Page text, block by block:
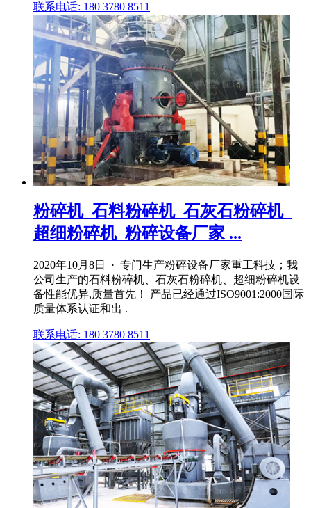
联系电话: 180 3780 8511
粉碎机_石料粉碎机_石灰石粉碎机_
超细粉碎机_粉碎设备厂家 ...
2020年10月8日 · 专门生产粉碎设备厂家重工科技；我
公司生产的石料粉碎机、石灰石粉碎机、超细粉碎机设
备性能优异,质量首先！ 产品已经通过ISO9001:2000国际
质量体系认证和出 .
联系电话: 180 3780 8511